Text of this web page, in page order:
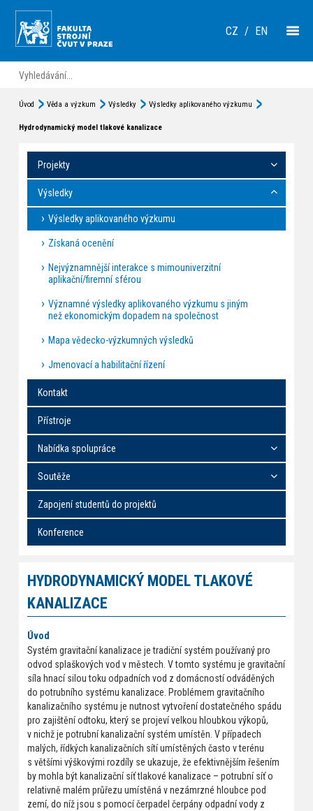
CZ / EN
Úvod Věda a výzkum Výsledky Výsledky aplikovaného výzkumu
Hydrodynamický model tlakové kanalizace
Projekty
Výsledky
Výsledky aplikovaného výzkumu
Získaná ocenění
Nejvýznamnější interakce s mimouniverzitní
aplikační/firemní sférou
Významné výsledky aplikovaného výzkumu s jiným
než ekonomickým dopadem na společnost
Mapa vědecko-výzkumných výsledků
Jmenovací a habilitační řízení
Kontakt
Přístroje
Nabídka spolupráce
Soutěže
Zapojení studentů do projektů
Konference
HYDRODYNAMICKÝ MODEL TLAKOVÉ
KANALIZACE
Úvod
Systém gravitační kanalizace je tradiční systém používaný pro
odvod splaškových vod v městech. V tomto systému je gravitační
síla hnací silou toku odpadních vod z domácností odváděných
do potrubního systému kanalizace. Problémem gravitačního
kanalizačního systému je nutnost vytvoření dostatečného spádu
pro zajištění odtoku, který se projeví velkou hloubkou výkopů,
v nichž je potrubní kanalizační systém umístěn. V případech
malých, řídkých kanalizačních sítí umístěných často v terénu
s většími výškovými rozdíly se ukazuje, že efektivnějším řešením
by mohla být kanalizační síť tlakové kanalizace – potrubní síť o
relativně malém průřezu umístěná v nezámrzné hloubce pod
zemí, do níž jsou s pomocí čerpadel čerpány odpadní vody z